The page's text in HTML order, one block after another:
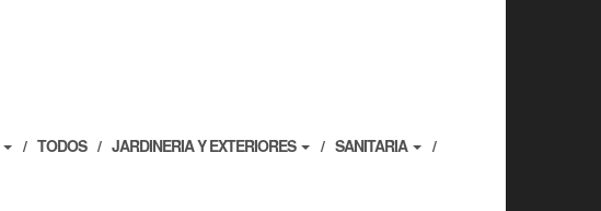
TODOS JARDINERIA Y EXTERIORES SANITARIA